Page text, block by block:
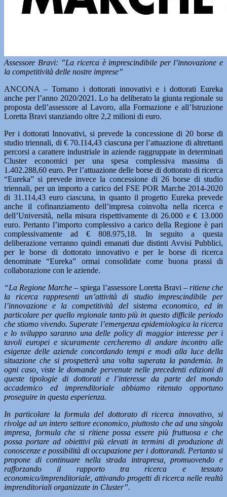
Assessore Bravi: ”La ricerca è imprescindibile per l’innovazione e
la competitività delle nostre imprese”
ANCONA – Tornano i dottorati innovativi e i dottorati Eureka
anche per l’anno 2020/2021. Lo ha deliberato la giunta regionale su
proposta dell’assessore al Lavoro, alla Formazione e all’Istruzione
Loretta Bravi stanziando oltre 2,2 milioni di euro.
Per i dottorati Innovativi, si prevede la concessione di 20 borse di
studio triennali, di € 70.114,43 ciascuna per l’attuazione di altrettanti
percorsi a carattere industriale in aziende raggruppate in determinati
Cluster economici per una spesa complessiva massima di
1.402.288,60 euro. Per l’attuazione delle borse di dottorato di ricerca
“Eureka” si prevede invece la concessione di 26 borse di studio
triennali, per un importo a carico del FSE POR Marche 2014-2020
di 31.114,43 euro ciascuna, in quanto il progetto Eureka prevede
anche il cofinanziamento dell’impresa coinvolta nella ricerca e
dell’Università, nella misura rispettivamente di 26.000 e € 13.000
euro. Pertanto l’importo complessivo a carico della Regione è pari
complessivamente ad € 808.975,18. In seguito a questa
deliberazione verranno quindi emanati due distinti Avvisi Pubblici,
per le borse di dottorato innovativo e per le borse di ricerca
denominate “Eureka” ormai consolidate come buona prassi di
collaborazione con le aziende.
“La Regione Marche – spiega l’assessore Loretta Bravi –ritiene che
la ricerca rappresenti un’attività di studio imprescindibile per
l’innovazione e la competitività del sistema economico, ed in
particolare per quello regionale tanto più in questo difficile periodo
che stiamo vivendo. Superate l’emergenza epidemiologica la ricerca
e lo sviluppo saranno una delle policy di maggior interesse per i
tavoli europei e sicuramente cercheremo di andare incontro alle
esigenze delle aziende concordando tempi e modi alla luce della
situazione che si prospetterà una volta superata la pandemia. In
ogni caso, viste le domande pervenute nelle precedenti edizioni di
queste tipologie di dottorati e l’interesse da parte del mondo
accademico ed imprenditoriale abbiamo ritenuto opportuno
proseguire in questa esperienza.
In particolare la formula del dottorato di ricerca innovativo, si
rivolge ad un intero settore economico, piuttosto che ad una singola
impresa, formula che si ritiene possa essere più fruttuosa e che
possa portare ad obiettivi più elevati in termini di produzione di
conoscenze e possibilità di occupazione per i dottorandi. Pertanto si
propone di continuare nella strada intrapresa, promuovendo e
rafforzando il rapporto tra ricerca e tessuto
economico/imprenditoriale, attivando progetti di ricerca nelle realtà
imprenditoriali organizzate in Cluster”.